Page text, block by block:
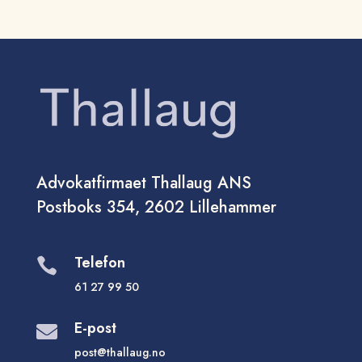
Advokatfirmaet Thallaug ANS
Postboks 354, 2602 Lillehammer
 Telefon
61 27 99 50
 E-post
post@thallaug.no